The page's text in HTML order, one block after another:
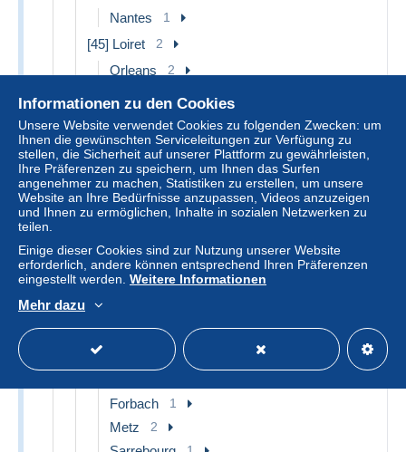
Nantes 1
[45] Loiret 2
Orleans 2
[50] Manche 14
Cherbourg 14
[51] Marne 6
Reims 6
[54] Meurthe et Moselle 4
Nancy 2
Sonstige & Ohne Zuordnung
[55] Meuse
Dun sur Meuse 1
[57] Moselle 6
Forbach 1
Metz 2
Informationen zu den Cookies
Unsere Website verwendet Cookies zu folgenden Zwecken: um
Ihnen die gewünschten Serviceleitungen zur Verfügung zu
stellen, die Sicherheit auf unserer Plattform zu gewährleisten,
Ihre Präferenzen zu speichern, um Ihnen das Surfen
angenehmer zu machen, Statistiken zu erstellen, um unsere
Website an Ihre Bedürfnisse anzupassen, Videos anzuzeigen
und Ihnen zu ermöglichen, Inhalte in sozialen Netzwerken zu
teilen.
Einige dieser Cookies sind zur Nutzung unserer Website
erforderlich, andere können entsprechend Ihren Präferenzen
eingestellt werden. Weitere Informationen
Mehr dazu